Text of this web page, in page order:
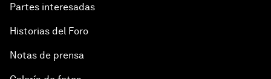
Partes interesadas
Historias del Foro
Notas de prensa